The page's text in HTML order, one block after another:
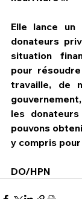
Elle lance un
donateurs
situation
pour
travaille, de
les
pouvons
y compris
DO/HPN